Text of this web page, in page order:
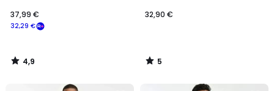
32,29 €
37,99 €
4,9
/
32,90 €
5
/